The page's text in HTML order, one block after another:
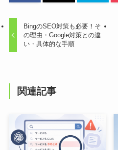
BingのSEO対策も必要！そ
の理由・Google対策との違
い・具体的な手順
関連記事